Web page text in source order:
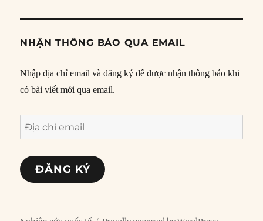
NHẬN THÔNG BÁO QUA EMAIL
Nhập địa chỉ email và đăng ký để được nhận thông báo khi
có bài viết mới qua email.
Địa
chỉ
email
ĐĂNG KÝ